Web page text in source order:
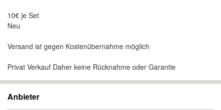
10€ je Set
Neu
Versand ist gegen Kostenübernahme möglich
Privat Verkauf Daher keine Rücknahme oder Garantie
Anbieter